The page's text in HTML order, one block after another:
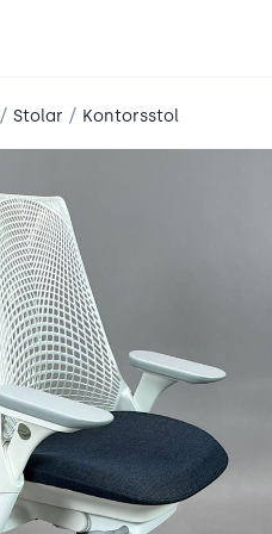
/ Stolar / Kontorsstol